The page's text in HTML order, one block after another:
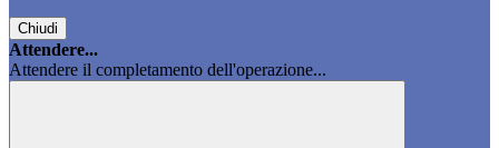
Chiudi
Attendere...
Attendere il completamento dell'operazione...